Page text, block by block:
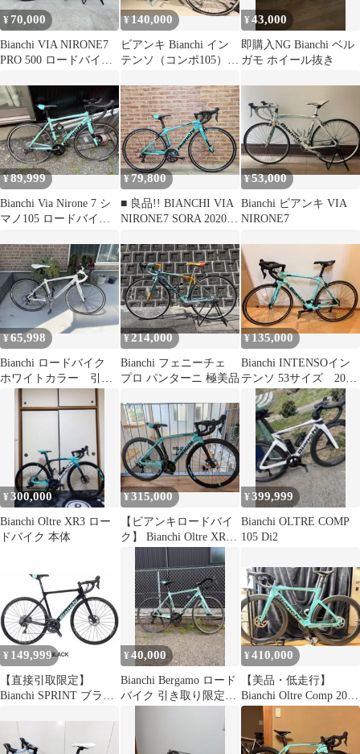
¥ 70,000
Bianchi VIA NIRONE7
PRO 500 ロードバイク
¥140,000
ビアンキ Bianchi イン
テンソ（コンポ105）
¥43,000
即購入NG Bianchi ベル
ガモ ホイール抜き
¥89,999
Bianchi Via Nirone 7 シ
マノ105 ロードバイク
¥79,800
■ 良品!! BIANCHI VIA
NIRONE7 SORA 2020
ンキ ヴィアニローネ ア
ルミ ロード シマノ ソ
ラ 2×9s 18段変速 チェ
レステ T-1275
¥53,000
Bianchi ビアンキ VIA
NIRONE7
¥65,998
Bianchi ロードバイク
ホワイトカラー 引き
取り限定
¥214,000
Bianchi フェニーチェ
プロ パンターニ 極美品
¥135,000
Bianchi INTENSOイン
テンソ 53サイズ 2020
¥300,000
Bianchi Oltre XR3 ロー
ドバイク 本体
¥315,000
【ビアンキロードバイ
ク】 Bianchi Oltre XR3
Disc 105
¥399,999
Bianchi OLTRE COMP
105 Di2
¥ 149,999
【直接引取限定】
Bianchi SPRINT ブラッ
¥40,000
Bianchi Bergamo ロード
バイク 引き取り限定ミ
¥410,000
【美品・低走行】
Bianchi Oltre Comp 2026
年モデル